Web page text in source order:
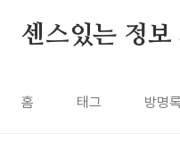
센스있는 정보
홈 태그 방명록